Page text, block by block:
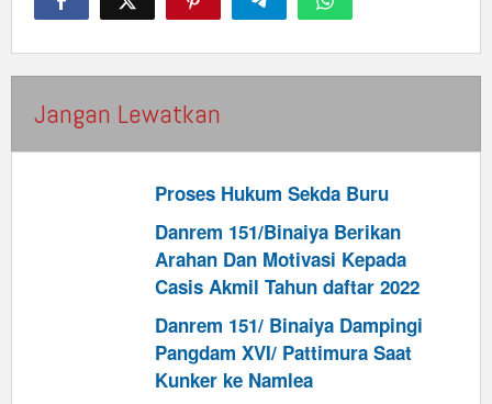
Jangan Lewatkan
Proses Hukum Sekda Buru
Danrem 151/Binaiya Berikan
Arahan Dan Motivasi Kepada
Casis Akmil Tahun daftar 2022
Danrem 151/ Binaiya Dampingi
Pangdam XVI/ Pattimura Saat
Kunker ke Namlea